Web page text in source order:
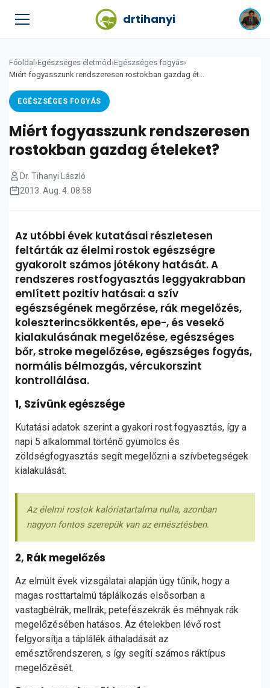
drtihanyi
Főoldal ›Egészséges életmód ›Egészséges fogyás›
Miért fogyasszunk rendszeresen rostokban gazdag ét...
EGÉSZSÉGES FOGYÁS
Miért fogyasszunk rendszeresen
rostokban gazdag ételeket?
Dr. Tihanyi László
2013. Aug. 4. 08:58
Az utóbbi évek kutatásai részletesen
feltárták az élelmi rostok egészségre
gyakorolt számos jótékony hatását. A
rendszeres rostfogyasztás leggyakrabban
említett pozitív hatásai: a szív
egészségének megőrzése, rák megelőzés,
koleszterincsökkentés, epe-, és vesekő
kialakulásának megelőzése, egészséges
bőr, stroke megelőzése, egészséges fogyás,
normális bélmozgás, vércukorszint
kontrollálása.
1, Szívünk egészsége
Kutatási adatok szerint a gyakori rost fogyasztás, így a
napi 5 alkalommal történő gyümölcs és
zöldségfogyasztás segít megelőzni a szívbetegségek
kialakulását.
Az élelmi rostok kalóriatartalma nulla, azonban
nagyon fontos szerepük van az emésztésben.
2, Rák megelőzés
Az elmúlt évek vizsgálatai alapján úgy tűnik, hogy a
magas rosttartalmú táplálkozás elsősorban a
vastagbélrák, mellrák, petefészekrák és méhnyak rák
megelőzésében hatásos. Az ételekben lévő rost
felgyorsítja a táplálék áthaladását az
emésztőrendszeren, s így segíti számos ráktípus
megelőzését.